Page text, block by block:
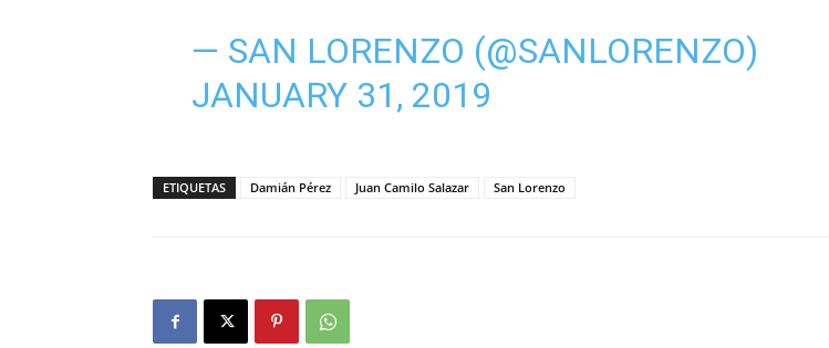
— SAN LORENZO (@SANLORENZO)
JANUARY 31, 2019
ETIQUETAS Damián Pérez Juan Camilo Salazar San Lorenzo